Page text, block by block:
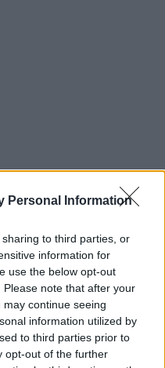
Personal Information
to third parties, or
information for
use the below opt-out
note that after your
continue seeing
information utilized by
to third parties prior to
opt-out of the further
Google Newsκαι